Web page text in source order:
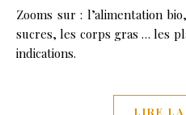
Zooms sur : l’alimentation bio, la cuisson des aliments, les
sucres, les corps gras … les
indications.
LIRE